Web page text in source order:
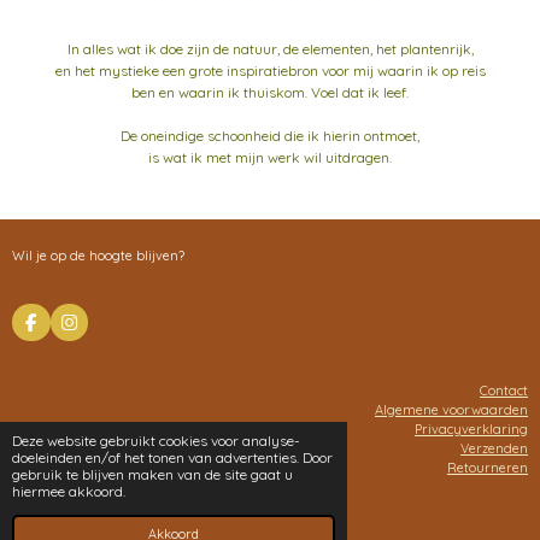
Deze website gebruikt cookies voor analyse-
doeleinden en/of het tonen van advertenties. Door
gebruik te blijven maken van de site gaat u
hiermee akkoord.
Akkoord
In alles wat ik doe zijn de natuur, de elementen, het plantenrijk,
en het mystieke een grote inspiratiebron voor mij waarin ik op reis
ben en waarin ik thuiskom. Voel dat ik leef.
De oneindige schoonheid die ik hierin ontmoet,
is wat ik met mijn werk wil uitdragen.
Wil je op de hoogte blijven?
F
a
k
I
n
a
m
Contact
Algemene voorwaarden
Privacyverklaring
Verzenden
Retourneren
© 2022 Marre Thalita